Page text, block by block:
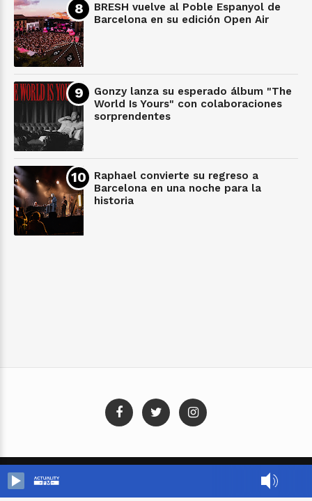
BRESH vuelve al Poble Espanyol de
Barcelona en su edición Open Air
Gonzy lanza su esperado álbum "The
World Is Yours" con colaboraciones
sorprendentes
Raphael convierte su regreso a
Barcelona en una noche para la
historia
Templatezy